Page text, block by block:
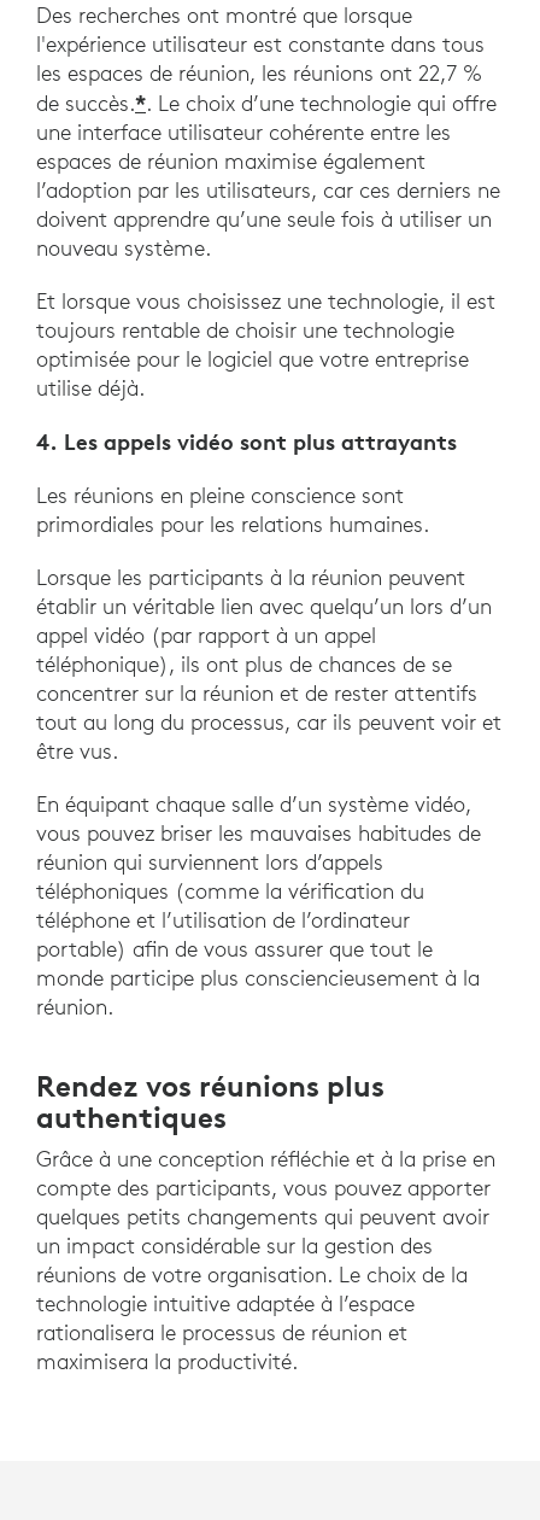
Des recherches ont montré que lorsque
l'expérience utilisateur est constante dans tous
les espaces de réunion, les réunions ont 22,7 %
de succès.*. Le choix d’une technologie qui offre
une interface utilisateur cohérente entre les
espaces de réunion maximise également
l’adoption par les utilisateurs, car ces derniers ne
doivent apprendre qu’une seule fois à utiliser un
nouveau système.
Et lorsque vous choisissez une technologie, il est
toujours rentable de choisir une technologie
optimisée pour le logiciel que votre entreprise
utilise déjà.
4. Les appels vidéo sont plus attrayants
Les réunions en pleine conscience sont
primordiales pour les relations humaines.
Lorsque les participants à la réunion peuvent
établir un véritable lien avec quelqu’un lors d’un
appel vidéo (par rapport à un appel
téléphonique), ils ont plus de chances de se
concentrer sur la réunion et de rester attentifs
tout au long du processus, car ils peuvent voir et
être vus.
En équipant chaque salle d’un système vidéo,
vous pouvez briser les mauvaises habitudes de
réunion qui surviennent lors d’appels
téléphoniques (comme la vérification du
téléphone et l’utilisation de l’ordinateur
portable) afin de vous assurer que tout le
monde participe plus consciencieusement à la
réunion.
Rendez vos réunions plus
authentiques
Grâce à une conception réfléchie et à la prise en
compte des participants, vous pouvez apporter
quelques petits changements qui peuvent avoir
un impact considérable sur la gestion des
réunions de votre organisation. Le choix de la
technologie intuitive adaptée à l’espace
rationalisera le processus de réunion et
maximisera la productivité.